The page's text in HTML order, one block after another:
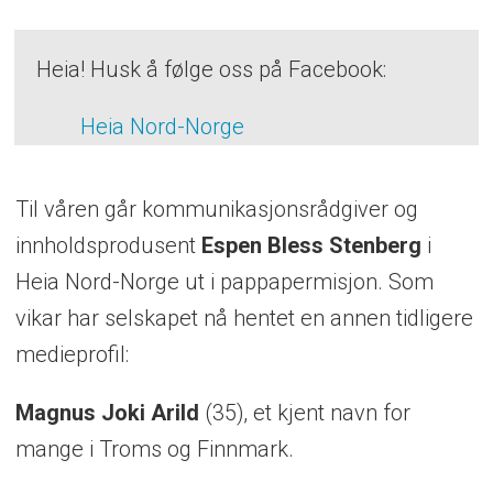
Heia! Husk å følge oss på Facebook:
Heia Nord-Norge
Til våren går kommunikasjonsrådgiver og
innholdsprodusent Espen Bless Stenberg i
Heia Nord-Norge ut i pappapermisjon. Som
vikar har selskapet nå hentet en annen tidligere
medieprofil:
Magnus Joki Arild (35), et kjent navn for
mange i Troms og Finnmark.